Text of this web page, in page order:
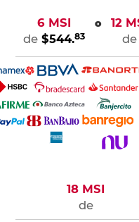
6 MSI
de $544.83
o
12
de
18 MSI
de